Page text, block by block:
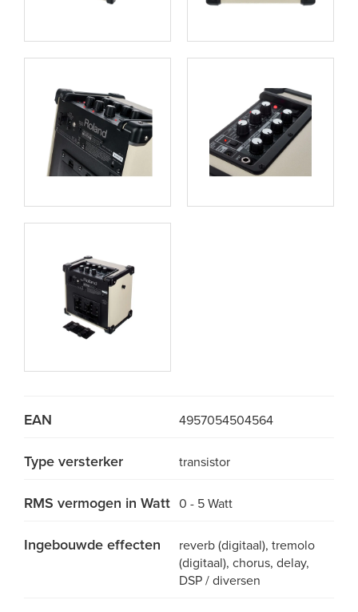
EAN 4957054504564
Type versterker transistor
RMS vermogen in Watt 0 - 5 Watt
Ingebouwde effecten
reverb (digitaal), tremolo
(digitaal), chorus, delay,
DSP / diversen